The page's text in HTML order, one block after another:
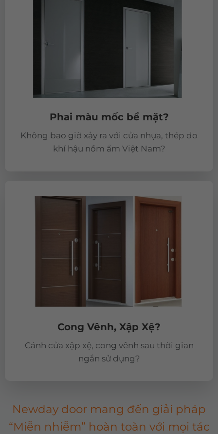
Phai màu mốc bề mặt?
Không bao giờ xảy ra với cửa nhựa, thép do
khí hậu nồm ẩm Việt Nam?
Cong Vênh, Xập Xệ?
Cánh cửa xập xệ, cong vênh sau thời gian
ngắn sử dụng?
Newday door mang đến giải pháp
“Miễn nhiễm” hoàn toàn với mọi tác